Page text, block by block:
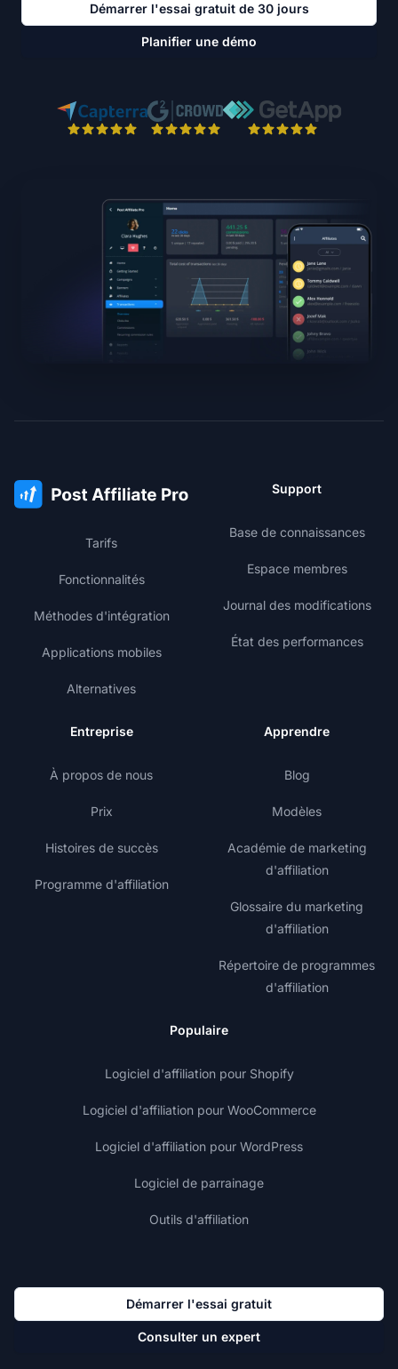
Démarrer l'essai gratuit de 30 jours
Planifier une démo
Tarifs
Fonctionnalités
Méthodes d'intégration
Applications mobiles
Alternatives
Support
Base de connaissances
Espace membres
Journal des modifications
État des performances
Entreprise
À propos de nous
Prix
Histoires de succès
Programme d'affiliation
Apprendre
Blog
Modèles
Académie de marketing
d'affiliation
Glossaire du marketing
d'affiliation
Répertoire de programmes
d'affiliation
Populaire
Logiciel d'affiliation pour Shopify
Logiciel d'affiliation pour WooCommerce
Logiciel d'affiliation pour WordPress
Logiciel de parrainage
Outils d'affiliation
Démarrer l'essai gratuit
Consulter un expert